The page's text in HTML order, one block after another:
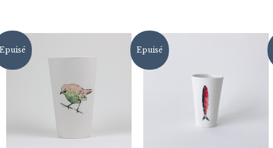
Epuisé Epuisé